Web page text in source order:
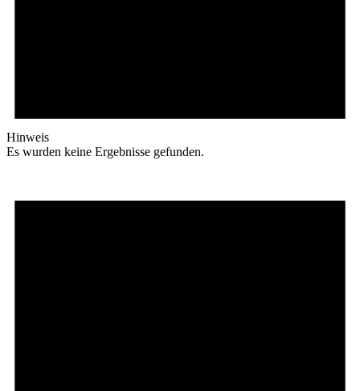
Hinweis
Es wurden keine Ergebnisse gefunden.